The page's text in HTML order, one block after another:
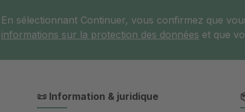
En sélectionnant Continuer, vous confirmez que
informations sur la protection des données et que
📜 Information & juridique